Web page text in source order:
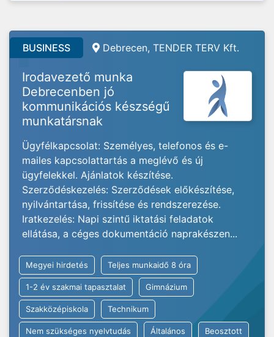
BUSINESS Debrecen, TENDER TERV Kft.
Irodavezető munka
Debrecenben jó
kommunikációs készségű
munkatársnak
Ügyfélkapcsolat: Személyes, telefonos és e-
mailes kapcsolattartás a meglévő és új
ügyfelekkel. Ajánlatok készítése.
Szerződéskezelés: Szerződések előkészítése,
nyilvántartása, frissítése és rendszerezése.
Iratkezelés: Napi szintű iktatási feladatok
ellátása, a céges dokumentáció naprakészen...
Megyei hirdetés Teljes munkaidő 8 óra
1-2 év szakmai tapasztalat Gimnázium
Szakközépiskola Technikum
Nem szükséges nyelvtudás Általános Beosztott